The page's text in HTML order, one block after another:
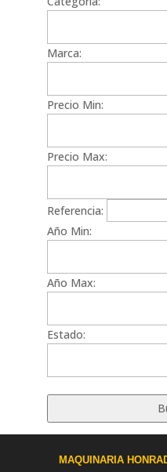
Marca:
Precio Min:
Precio Max:
Referencia:
Año Min:
Año Max:
Estado:
MAQUINARIA